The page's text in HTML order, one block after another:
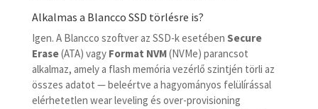
Alkalmas a Blancco SSD törlésre is?
Igen. A Blancco szoftver az SSD-k esetében Secure
Erase(ATA) vagy Format NVM(NVMe) parancsot
alkalmaz, amely a flash memória vezérlő szintjén törli az
összes adatot — beleértve a hagyományos felülírással
elérhetetlen wear leveling és over-provisioning